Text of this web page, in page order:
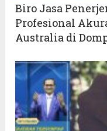
Biro Jasa
Profesional
Australia di